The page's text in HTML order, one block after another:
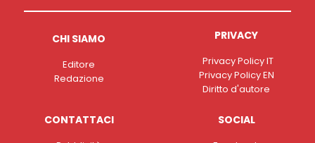
CHI SIAMO
Editore
Redazione
PRIVACY
Privacy Policy IT
Privacy Policy EN
Diritto d'autore
CONTATTACI SOCIAL